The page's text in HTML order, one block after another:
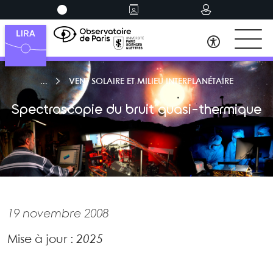
VENT SOLAIRE ET MILIEU INTERPLANÉTAIRE
Spectroscopie du bruit quasi-thermique
19 novembre 2008
Mise à jour : 2025